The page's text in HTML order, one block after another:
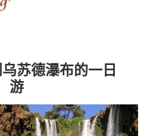
苏德瀑布的一日
游